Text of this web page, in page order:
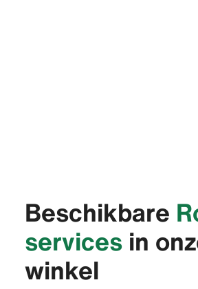
Beschikbare
servicesin
winkel